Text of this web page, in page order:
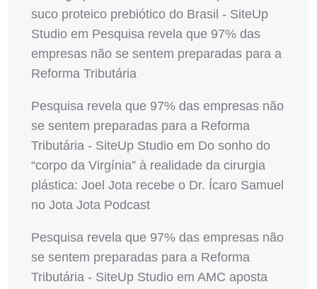
suco proteico prebiótico do Brasil - SiteUp
Studio em Pesquisa revela que 97% das
empresas não se sentem preparadas para a
Reforma Tributária
Pesquisa revela que 97% das empresas não
se sentem preparadas para a Reforma
Tributária - SiteUp Studio em Do sonho do
“corpo da Virgínia” à realidade da cirurgia
plástica: Joel Jota recebe o Dr. Ícaro Samuel
no Jota Jota Podcast
Pesquisa revela que 97% das empresas não
se sentem preparadas para a Reforma
Tributária - SiteUp Studio em AMC aposta